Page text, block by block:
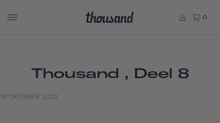
0
Thousand , Deel 8
19 OKTOBER 2022